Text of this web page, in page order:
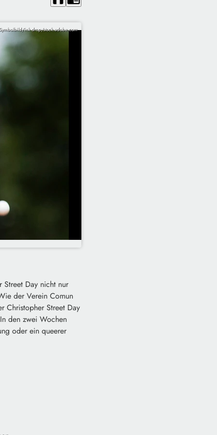
ink drop/stock.adobe.com
Street Day nicht nur
der Verein Comun
Christopher Street Day
den zwei Wochen
oder ein queerer